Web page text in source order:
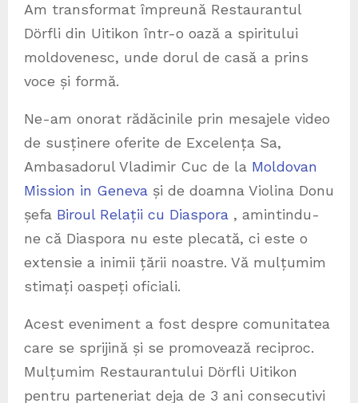
Am transformat împreună Restaurantul
Dörfli din Uitikon într-o oază a spiritului
moldovenesc, unde dorul de casă a prins
voce și formă.
Ne-am onorat rădăcinile prin mesajele video
de susținere oferite de Excelența Sa,
Ambasadorul Vladimir Cuc de la Moldovan
Mission in Geneva și de doamna Violina Donu
șefa Biroul Relații cu Diaspora , amintindu-
ne că Diaspora nu este plecată, ci este o
extensie a inimii țării noastre. Vă mulțumim
stimați oaspeți oficiali.
Acest eveniment a fost despre comunitatea
care se sprijină și se promovează reciproc.
Mulțumim Restaurantului Dörfli Uitikon
pentru parteneriat deja de 3 ani consecutivi